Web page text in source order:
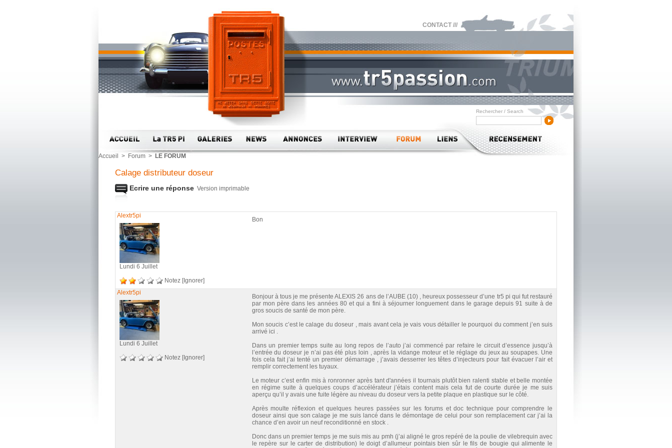
CONTACT ///
Rechercher / Search
Accueil > Forum > LE FORUM
Calage distributeur doseur
Ecrire une réponse Version imprimable
Alextr5pi
Lundi 6 Juillet
Notez [Ignorer]
Bon
Alextr5pi
Lundi 6 Juillet
Notez [Ignorer]
Bonjour à tous je me présente ALEXIS 26 ans de l’AUBE (10) , heureux possesseur d’une tr5 pi qui fut restauré
par mon père dans les années 80 et qui a fini à séjourner longuement dans le garage depuis 91 suite à de
gros soucis de santé de mon père.
Mon soucis c’est le calage du doseur , mais avant cela je vais vous détailler le pourquoi du comment j’en suis
arrivé ici .
Dans un premier temps suite au long repos de l’auto j’ai commencé par refaire le circuit d’essence jusqu’à
l’entrée du doseur je n’ai pas été plus loin , après la vidange moteur et le réglage du jeux au soupapes. Une
fois cela fait j’ai tenté un premier démarrage , j’avais desserrer les têtes d’injecteurs pour fait évacuer l’air et
remplir correctement les tuyaux.
Le moteur c’est enfin mis à ronronner après tant d'années il tournais plutôt bien ralenti stable et belle montée
en régime suite à quelques coups d’accélérateur j’étais content mais cela fut de courte durée je me suis
aperçu qu’il y avais une fuite légère au niveau du doseur vers la petite plaque en plastique sur le côté.
Après moulte réflexion et quelques heures passées sur les forums et doc technique pour comprendre le
doseur ainsi que son calage je me suis lancé dans le démontage de celui pour son remplacement car j’ai la
chance d’en avoir un neuf reconditionné en stock .
Donc dans un premier temps je me suis mis au pmh (j’ai aligné le gros repéré de la poulie de vilebrequin avec
le repère sur le carter de distribution) le doigt d’allumeur pointais bien sûr le fils de bougie qui alimente le